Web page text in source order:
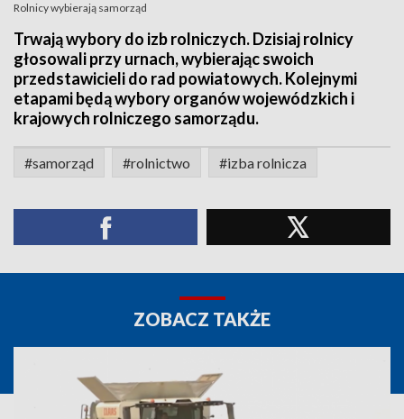
Rolnicy wybierają samorząd
Trwają wybory do izb rolniczych. Dzisiaj rolnicy
głosowali przy urnach, wybierając swoich
przedstawicieli do rad powiatowych. Kolejnymi
etapami będą wybory organów wojewódzkich i
krajowych rolniczego samorządu.
#samorząd #rolnictwo #izba rolnicza
ZOBACZ TAKŻE